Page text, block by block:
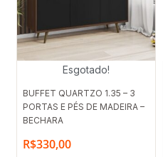
Esgotado!
BUFFET QUARTZO 1.35 – 3
PORTAS E PÉS DE MADEIRA –
BECHARA
R$330,00